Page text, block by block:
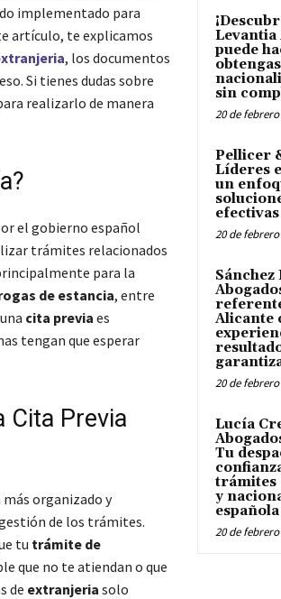
implementado para
artículo, te explicamos
, los documentos
Si tienes dudas sobre
realizarlo de manera
el gobierno español
trámites relacionados
para la
de estancia, entre
cita previa es
tengan que esperar
Cita Previa
organizado y
de los trámites.
tu trámite de
que no te atiendan o que
de extranjeria solo
Levantia
puede
sin
20 de febrero
Pellicer
Líderes
un
efectivas
20 de febrero
Alicante
20 de febrero
Lucía
Tu
trámites
y
española
20 de febrero